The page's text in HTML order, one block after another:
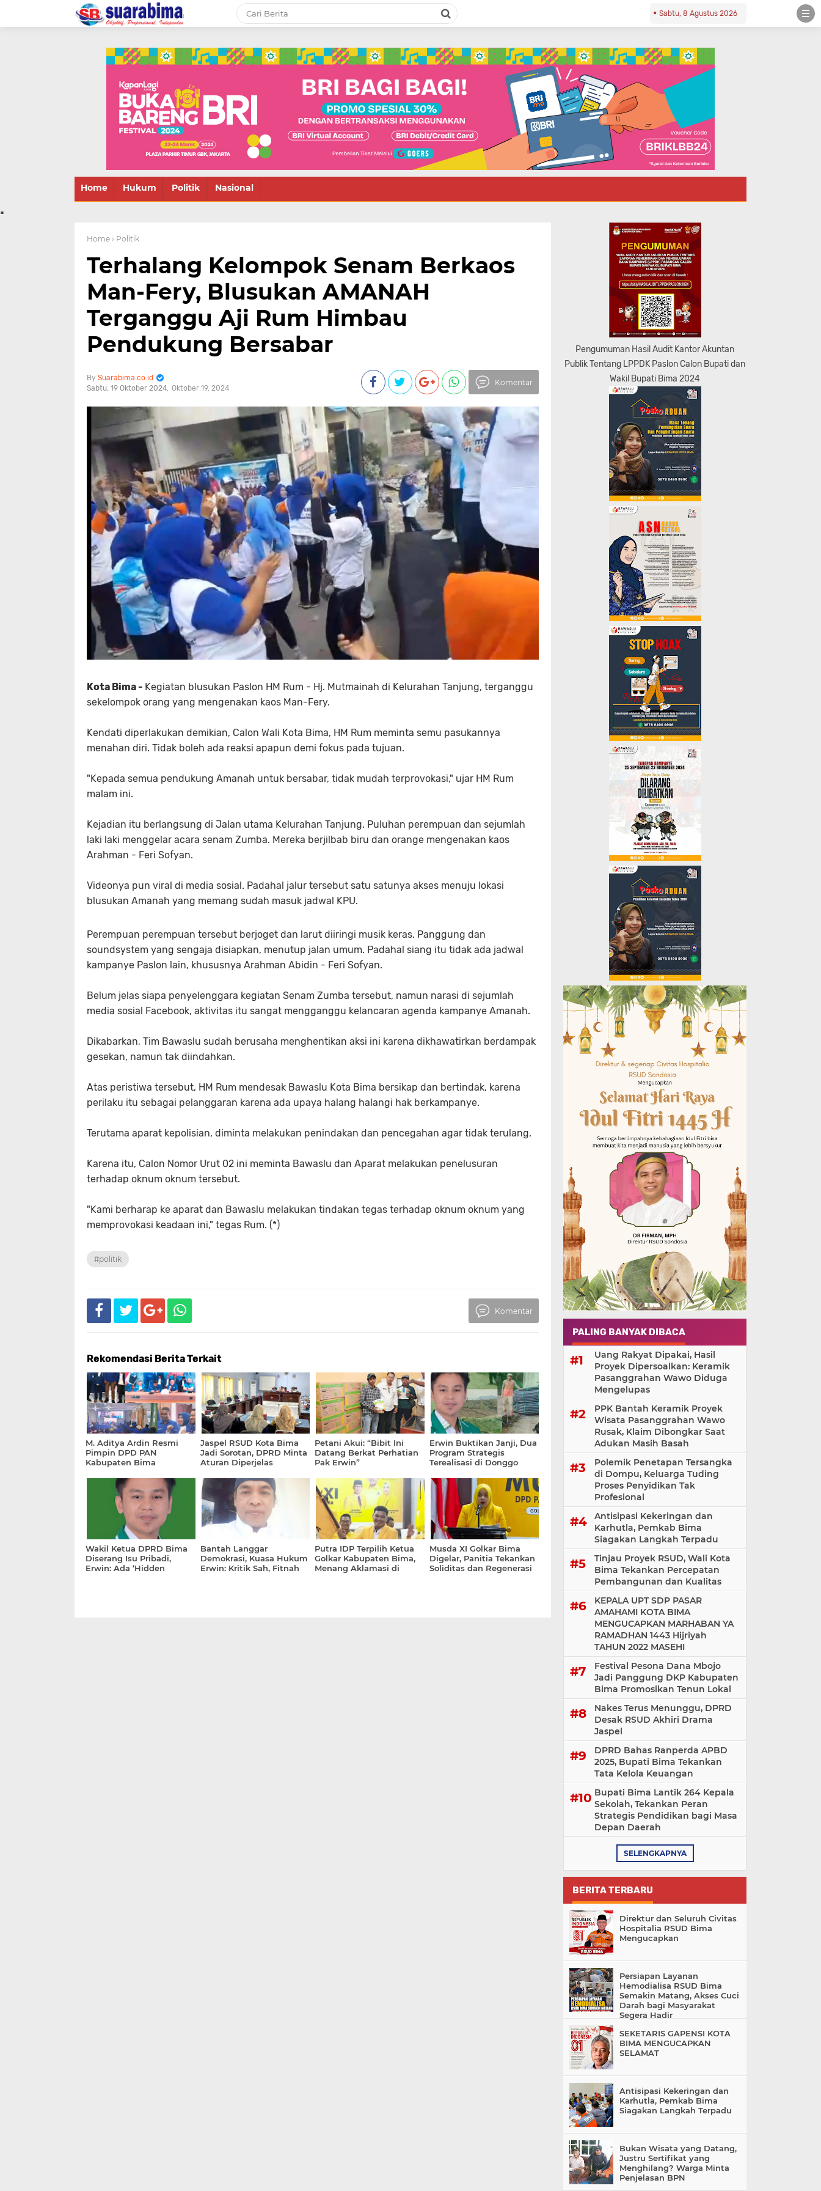
informasi terbaru tentang
Bima dan daerah sekitar
Sabtu, 8 Agustus 2026
Home Hukum Politik Nasional
.
Home › Politik
Terhalang Kelompok Senam Berkaos
Man-Fery, Blusukan AMANAH
Terganggu Aji Rum Himbau
Pendukung Bersabar
Suarabima.co.id
Sabtu, 19 Oktober 2024 Oktober 19, 2024
Komentar
Kota Bima - Kegiatan blusukan Paslon HM Rum - Hj. Mutmainah di Kelurahan Tanjung, terganggu
sekelompok orang yang mengenakan kaos Man-Fery.
Kendati diperlakukan demikian, Calon Wali Kota Bima, HM Rum meminta semu pasukannya
menahan diri. Tidak boleh ada reaksi apapun demi fokus pada tujuan.
"Kepada semua pendukung Amanah untuk bersabar, tidak mudah terprovokasi," ujar HM Rum
malam ini.
Kejadian itu berlangsung di Jalan utama Kelurahan Tanjung. Puluhan perempuan dan sejumlah
laki laki menggelar acara senam Zumba. Mereka berjilbab biru dan orange mengenakan kaos
Arahman - Feri Sofyan.
Videonya pun viral di media sosial. Padahal jalur tersebut satu satunya akses menuju lokasi
blusukan Amanah yang memang sudah masuk jadwal KPU.
Perempuan perempuan tersebut berjoget dan larut diiringi musik keras. Panggung dan
soundsystem yang sengaja disiapkan, menutup jalan umum. Padahal siang itu tidak ada jadwal
kampanye Paslon lain, khususnya Arahman Abidin - Feri Sofyan.
Belum jelas siapa penyelenggara kegiatan Senam Zumba tersebut, namun narasi di sejumlah
media sosial Facebook, aktivitas itu sangat mengganggu kelancaran agenda kampanye Amanah.
Dikabarkan, Tim Bawaslu sudah berusaha menghentikan aksi ini karena dikhawatirkan berdampak
gesekan, namun tak diindahkan.
Atas peristiwa tersebut, HM Rum mendesak Bawaslu Kota Bima bersikap dan bertindak, karena
perilaku itu sebagai pelanggaran karena ada upaya halang halangi hak berkampanye.
Terutama aparat kepolisian, diminta melakukan penindakan dan pencegahan agar tidak terulang.
Karena itu, Calon Nomor Urut 02 ini meminta Bawaslu dan Aparat melakukan penelusuran
terhadap oknum oknum tersebut.
"Kami berharap ke aparat dan Bawaslu melakukan tindakan tegas terhadap oknum oknum yang
memprovokasi keadaan ini," tegas Rum. (*)
#politik
Komentar
Rekomendasi Berita Terkait
M. Aditya Ardin Resmi
Pimpin DPD PAN
Kabupaten Bima
Jaspel RSUD Kota Bima
Jadi Sorotan, DPRD Minta
Aturan Diperjelas
Petani Akui: “Bibit Ini
Datang Berkat Perhatian
Pak Erwin”
Erwin Buktikan Janji, Dua
Program Strategis
Terealisasi di Donggo
Wakil Ketua DPRD Bima
Diserang Isu Pribadi,
Erwin: Ada ‘Hidden
Bantah Langgar
Demokrasi, Kuasa Hukum
Erwin: Kritik Sah, Fitnah
Putra IDP Terpilih Ketua
Golkar Kabupaten Bima,
Menang Aklamasi di
Musda XI Golkar Bima
Digelar, Panitia Tekankan
Soliditas dan Regenerasi
Pengumuman Hasil Audit Kantor Akuntan
Publik Tentang LPPDK Paslon Calon Bupati dan
Wakil Bupati Bima 2024
PALING BANYAK DIBACA
Uang Rakyat Dipakai, Hasil
Proyek Dipersoalkan: Keramik
Pasanggrahan Wawo Diduga
Mengelupas
PPK Bantah Keramik Proyek
Wisata Pasanggrahan Wawo
Rusak, Klaim Dibongkar Saat
Adukan Masih Basah
Polemik Penetapan Tersangka
di Dompu, Keluarga Tuding
Proses Penyidikan Tak
Profesional
Antisipasi Kekeringan dan
Karhutla, Pemkab Bima
Siagakan Langkah Terpadu
Tinjau Proyek RSUD, Wali Kota
Bima Tekankan Percepatan
Pembangunan dan Kualitas
KEPALA UPT SDP PASAR
AMAHAMI KOTA BIMA
MENGUCAPKAN MARHABAN YA
RAMADHAN 1443 Hijriyah
TAHUN 2022 MASEHI
Festival Pesona Dana Mbojo
Jadi Panggung DKP Kabupaten
Bima Promosikan Tenun Lokal
Nakes Terus Menunggu, DPRD
Desak RSUD Akhiri Drama
Jaspel
DPRD Bahas Ranperda APBD
2025, Bupati Bima Tekankan
Tata Kelola Keuangan
Bupati Bima Lantik 264 Kepala
Sekolah, Tekankan Peran
Strategis Pendidikan bagi Masa
Depan Daerah
SELENGKAPNYA
BERITA TERBARU
Direktur dan Seluruh Civitas
Hospitalia RSUD Bima
Mengucapkan
Persiapan Layanan
Hemodialisa RSUD Bima
Semakin Matang, Akses Cuci
Darah bagi Masyarakat
Segera Hadir
SEKETARIS GAPENSI KOTA
BIMA MENGUCAPKAN
SELAMAT
Antisipasi Kekeringan dan
Karhutla, Pemkab Bima
Siagakan Langkah Terpadu
Bukan Wisata yang Datang,
Justru Sertifikat yang
Menghilang? Warga Minta
Penjelasan BPN